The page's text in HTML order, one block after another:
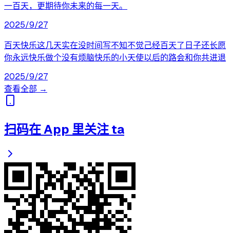
一百天，更期待你未来的每一天。
2025/9/27
百天快乐这几天实在没时间写不知不觉己经百天了日子还长愿
你永远快乐做个没有烦脑快乐的小天使以后的路会和你共进退
2025/9/27
查看全部 →
扫码在 App 里关注 ta